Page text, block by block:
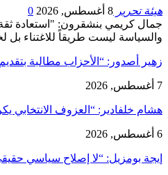
هيئة تحرير 8 أغسطس, 2026
0
جمال كريمي بنشقرون: "استعادة ثقة
والسياسة ليست طريقاً للاغتناء
زهير أصدور: “الأحزاب مطالبة
7 أغسطس, 2026
هشام خلفادير: “العزوف
6 أغسطس, 2026
إيجة بومزيل: “لا إصلاح سياسي